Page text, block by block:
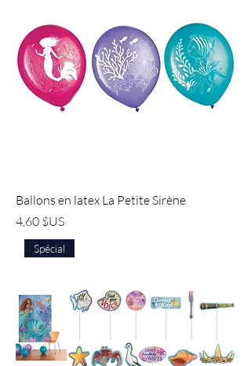
Ballons en latex La Petite Sirène
Prix
4,60 $US
Spécial